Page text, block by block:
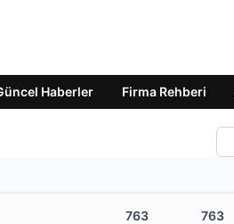
Haberler Firma Rehberi
763 763